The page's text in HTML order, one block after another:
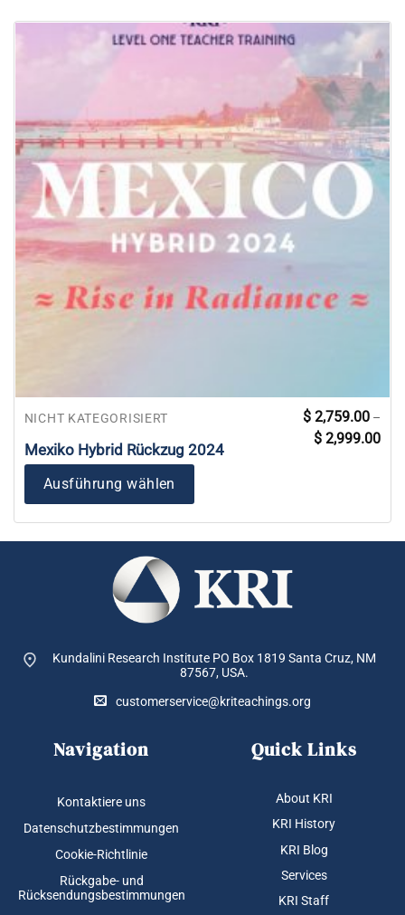
NICHT KATEGORISIERT
Mexiko Hybrid Rückzug 2024
$ 2,759.00 –
$ 2,999.00$
Ausführung wählen
Dieses
weist
Varianten
werdenKundalini Research Institute PO Box 1819 Santa Cruz, NM
87567, USA.
customerservice@kriteachings.org
Navigation
Kontaktiere uns
Datenschutzbestimmungen
Cookie-Richtlinie
Rückgabe- und
Rücksendungsbestimmungen
Quick Links
About KRI
KRI History
KRI Blog
Services
KRI Staff